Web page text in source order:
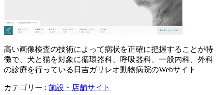
高い画像検査の技術によって病状を正確に把握することが特
徴で、犬と猫を対象に循環器科、呼吸器科、一般内科、外科
の診療を行っている日吉ガリレオ動物病院のWebサイト
カテゴリー : 施設・店舗サイト